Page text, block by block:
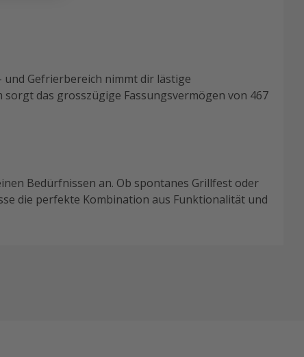
und Gefrierbereich nimmt dir lästige
das grosszügige Fassungsvermögen von 467
Bedürfnissen an. Ob spontanes Grillfest oder
die perfekte Kombination aus Funktionalität und